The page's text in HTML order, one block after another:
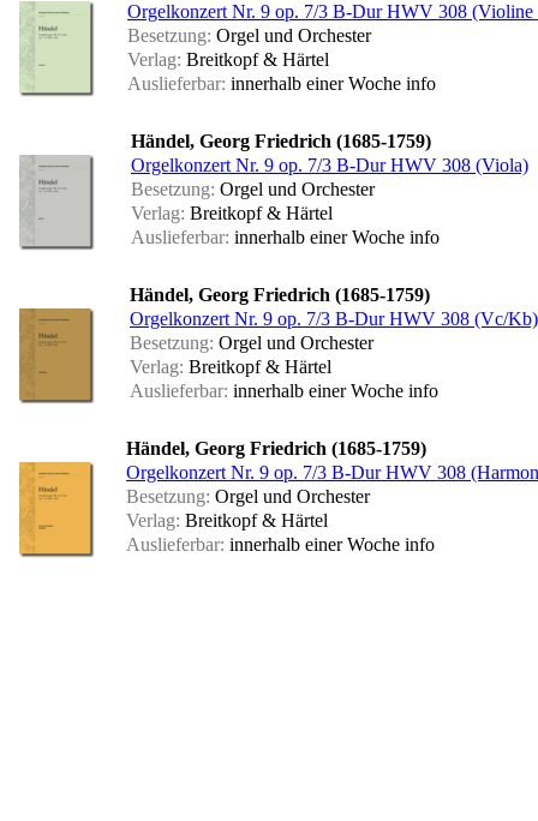
Orgelkonzert Nr. 9 op. 7/3 B-Dur HWV 308 (Violine
Besetzung: Orgel und Orchester
Verlag: Breitkopf & Härtel
Auslieferbar: innerhalb einer Woche info
Händel, Georg Friedrich (1685-1759)
Orgelkonzert Nr. 9 op. 7/3 B-Dur HWV 308 (Viola)
Besetzung: Orgel und Orchester
Verlag: Breitkopf & Härtel
Auslieferbar: innerhalb einer Woche info
Händel, Georg Friedrich (1685-1759)
Orgelkonzert Nr. 9 op. 7/3 B-Dur HWV 308 (Vc/Kb)
Besetzung: Orgel und Orchester
Verlag: Breitkopf & Härtel
Auslieferbar: innerhalb einer Woche info
Händel, Georg Friedrich (1685-1759)
Orgelkonzert Nr. 9 op. 7/3 B-Dur HWV 308
Besetzung: Orgel und Orchester
Verlag: Breitkopf & Härtel
Auslieferbar: innerhalb einer Woche info